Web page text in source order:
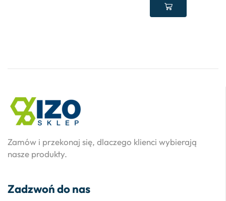
Zamów i przekonaj się, dlaczego klienci wybierają
nasze produkty.
Zadzwoń do nas